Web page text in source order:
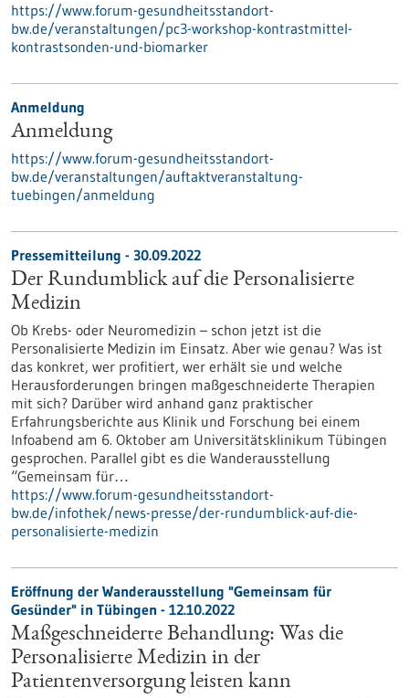
https://www.forum-gesundheitsstandort-
bw.de/veranstaltungen/pc3-workshop-kontrastmittel-
kontrastsonden-und-biomarker
Anmeldung
Anmeldung
https://www.forum-gesundheitsstandort-
bw.de/veranstaltungen/auftaktveranstaltung-
tuebingen/anmeldung
Pressemitteilung - 30.09.2022
Der Rundumblick auf die Personalisierte
Medizin
Ob Krebs- oder Neuromedizin – schon jetzt ist die
Personalisierte Medizin im Einsatz. Aber wie genau? Was ist
das konkret, wer profitiert, wer erhält sie und welche
Herausforderungen bringen maßgeschneiderte Therapien
mit sich? Darüber wird anhand ganz praktischer
Erfahrungsberichte aus Klinik und Forschung bei einem
Infoabend am 6. Oktober am Universitätsklinikum Tübingen
gesprochen. Parallel gibt es die Wanderausstellung
“Gemeinsam für…
https://www.forum-gesundheitsstandort-
bw.de/infothek/news-presse/der-rundumblick-auf-die-
personalisierte-medizin
Eröffnung der Wanderausstellung "Gemeinsam für
Gesünder" in Tübingen - 12.10.2022
Maßgeschneiderte Behandlung: Was die
Personalisierte Medizin in der
Patientenversorgung leisten kann